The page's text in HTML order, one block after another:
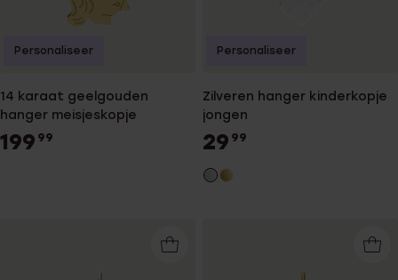
14 karaat geelgouden
hanger meisjeskopje
199 99
Personaliseer
Zilveren hanger kinderkopje
jongen
29 99
Personaliseer